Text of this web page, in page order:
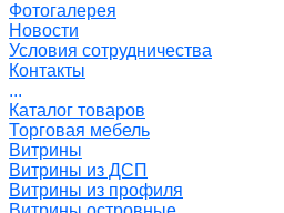
Фотогалерея
Новости
Условия сотрудничества
Контакты
...
Каталог товаров
Торговая мебель
Витрины
Витрины из ДСП
Витрины из профиля